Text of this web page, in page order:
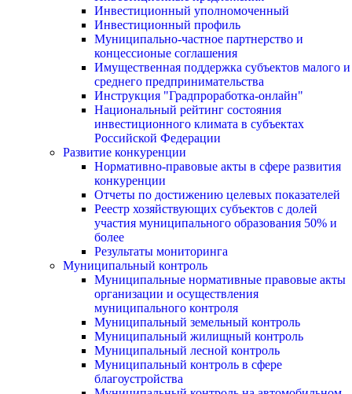
Инвестиционный уполномоченный
Инвестиционный профиль
Муниципально-частное партнерство и
концессионые соглашения
Имущественная поддержка субъектов малого и
среднего предпринимательства
Инструкция "Градпроработка-онлайн"
Национальный рейтинг состояния
инвестиционного климата в субъектах
Российской Федерации
Развитие конкуренции
Нормативно-правовые акты в сфере развития
конкуренции
Отчеты по достижению целевых показателей
Реестр хозяйствующих субъектов с долей
участия муниципального образования 50% и
более
Результаты мониторинга
Муниципальный контроль
Муниципальные нормативные правовые акты
организации и осуществления
муниципального контроля
Муниципальный земельный контроль
Муниципальный жилищный контроль
Муниципальный лесной контроль
Муниципальный контроль в сфере
благоустройства